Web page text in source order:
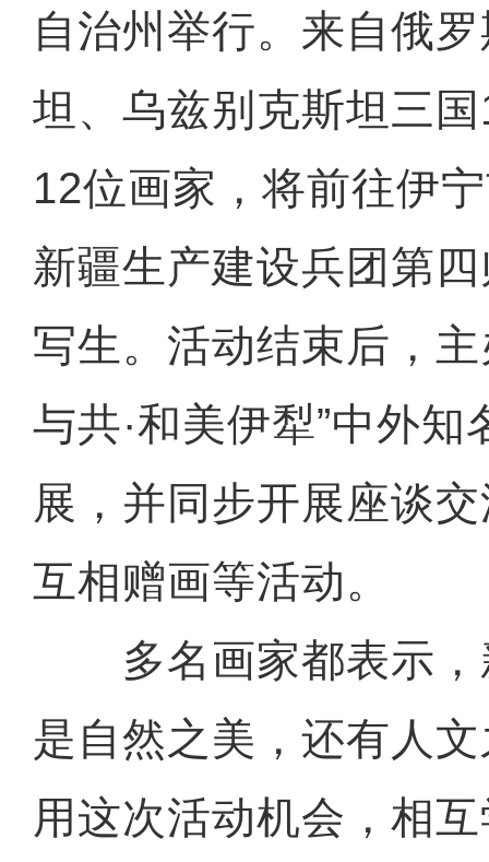
自治州举行。来自俄
坦、乌兹别克斯坦三
12位画家，将前往伊
新疆生产建设兵团第
写生。活动结束后，
与共·和美伊犁”中外知
展，并同步开展座谈
互相赠画等活动。
多名画家都表示，
是自然之美，还有人
用这次活动机会，相